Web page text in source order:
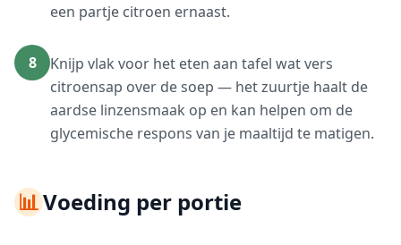
een partje citroen ernaast.
8
Knijp vlak voor het eten aan tafel wat vers
citroensap over de soep — het zuurtje haalt de
aardse linzensmaak op en kan helpen om de
glycemische respons van je maaltijd te matigen.
📊Voeding per portie